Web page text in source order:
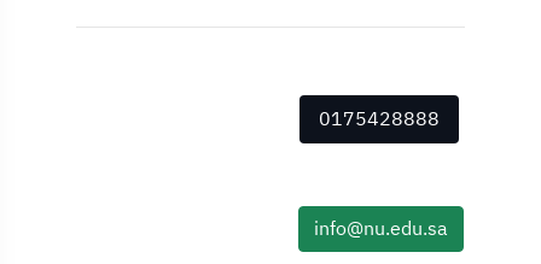
0175428888
info@nu.edu.sa